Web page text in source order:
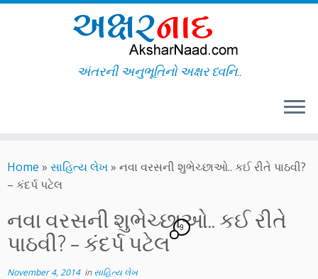
to
content
અંતરની અનુભૂતિનો અક્ષર ધ્વનિ..
Home » સાહિત્ય લેખ» નવા વરસની શુભેચ્છાઓ.. કઈ રીતે પાઠવી?
– કંદર્પ પટેલ
નવા વરસની શુભેચ્છાઓ.. કઈ રીતે
પાઠવી? – કંદર્પ પટેલ
9
November 4, 2014inસાહિત્ય લેખ